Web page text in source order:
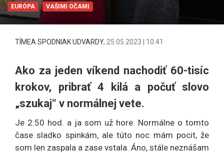
EURÓPA VAŠIMI OČAMI
TÍMEA SPODNIAK UDVARDY, 25.05.2023 | 10:41
Ako za jeden víkend nachodiť 60-tisíc
krokov, pribrať 4 kilá a počuť slovo
„szukaj“ v normálnej vete.
Je 2.50 hod. a ja som už hore. Normálne o tomto
čase sladko spinkám, ale túto noc mám pocit, že
som len zaspala a zase vstala. Áno, stále neznášam